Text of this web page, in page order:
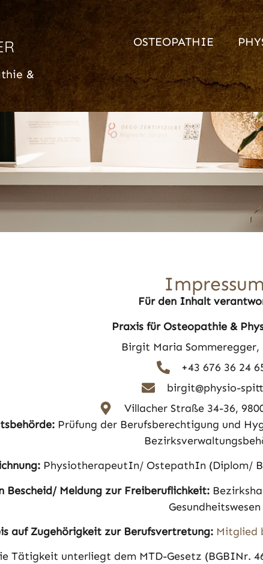
&
OSTEOPATHIE
Impressum
Für den Inhalt
Praxis für Osteopathie &
Birgit Maria Sommeregger,
+43 676 36 24
birgit@physio-
Villacher Straße 34-36,
Prüfung der Berufsberechtigung und
PhysiotherapeutIn/ OstepathIn (Diplom/
Bescheid/ Meldung zur Freiberuflichkeit:
Gesundheitswesen
auf Zugehörigkeit zur Berufsvertretung: Mitglied
Tätigkeit unterliegt dem MTD-Gesetz (BGBINr.